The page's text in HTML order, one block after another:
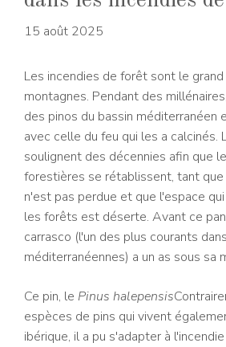
15 août 2025
Les incendies de forêt sont le
montagnes. Pendant des
des pinos du bassin méditerranéen
avec celle du feu qui les a calcinés.
soulignent des décennies afin que
forestières se rétablissent, tant
n'est pas perdue et que l'espace
les forêts est déserte. Avant ce
carrasco (l'un des plus courants
méditerranéennes) a un as sous sa
Ce pin, le Pinus halepensis
espèces de pins qui vivent
ibérique, il a pu s'adapter à